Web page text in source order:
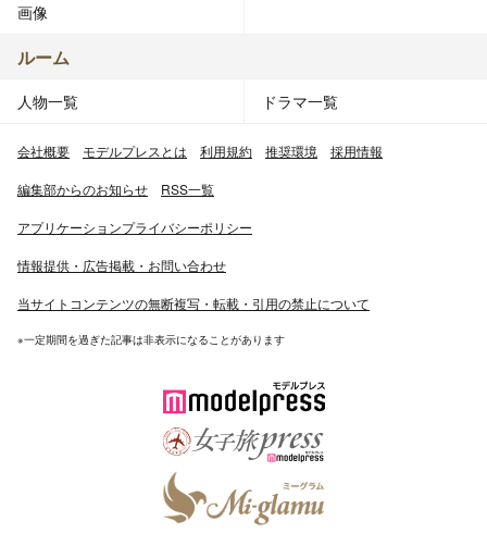
画像
ルーム
人物一覧 ドラマ一覧
会社概要 モデルプレスとは 利用規約 推奨環境 採用情報
編集部からのお知らせ RSS一覧
アプリケーションプライバシーポリシー
情報提供・広告掲載・お問い合わせ
当サイトコンテンツの無断複写・転載・引用の禁止について
※一定期間を過ぎた記事は非表示になることがあります